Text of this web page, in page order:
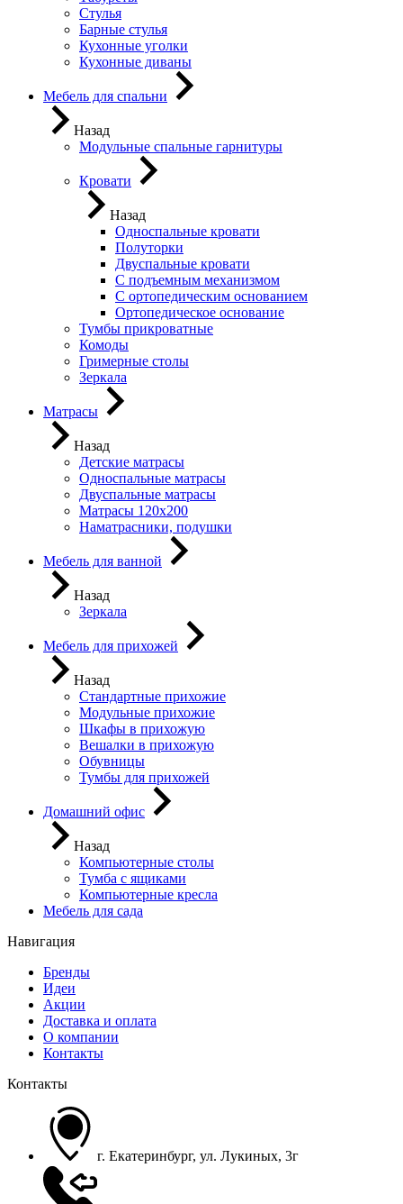
Стулья
Барные стулья
Кухонные уголки
Кухонные диваны
Мебель для спальни
Назад
Модульные спальные гарнитуры
Кровати
Назад
Односпальные кровати
Полуторки
Двуспальные кровати
С подъемным механизмом
С ортопедическим основанием
Ортопедическое основание
Тумбы прикроватные
Комоды
Гримерные столы
Зеркала
Матрасы
Назад
Детские матрасы
Односпальные матрасы
Двуспальные матрасы
Матрасы 120х200
Наматрасники, подушки
Мебель для ванной
Назад
Зеркала
Мебель для прихожей
Назад
Стандартные прихожие
Модульные прихожие
Шкафы в прихожую
Вешалки в прихожую
Обувницы
Тумбы для прихожей
Домашний офис
Назад
Компьютерные столы
Тумба с ящиками
Компьютерные кресла
Мебель для сада
Навигация
Бренды
Идеи
Акции
Доставка и оплата
О компании
Контакты
Контакты
г. Екатеринбург, ул. Лукиных, 3г